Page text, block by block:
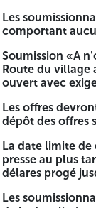
Les
comportant
Soumission «A
Route du village
ouvert avec
Les offres
dépôt des offres
La date limite de
presse au plus
délares progé
Les